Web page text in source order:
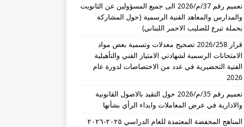
تعميم رقم 37/م/2026 الى جميع المسؤولين عن الثانويت
والمدارس والمعاهد الفنية الرسمية (حول المشاركة
بحملة تبرع للصليب الاحمر اللبناني)
قرار 2026/258 تصحيح معدلات وتسمية بعض مواد
الامتحانات الرسمية لشهادتي الامتياز الفني والتأهيلية
الفنية التحضيرية في عدد من الاختصاصات لدورة عام
2026
تعميم رقم 35/م/2026 حول التقيد بالاصول القانونية
والادارية في عرض المعاملات وابداء الرأي بشأنها
المناهج المخفضة المعتمدة للعام الدراسي ٢٠٢٥-٢٠٢٦